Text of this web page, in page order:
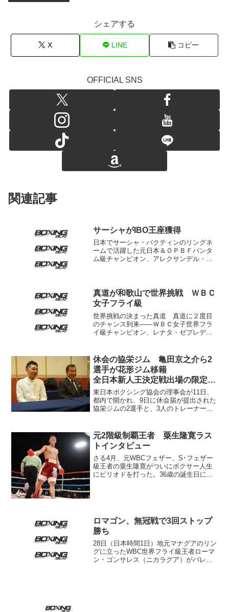
シェアする
X LINE コピー
OFFICIAL SNS
関連記事
サーシャがIBO王座獲得
日本でサーシャ・バクティンのリングネ
ームで活躍した元日本＆ＯＰＢＦバンタ
ム級チャンピオン、アレクサンデル・バ
リピン）との12回戦を...
真道が和歌山で世界挑戦 ＷＢＣ
女子フライ級
世界挑戦の決まった真道 真道に２度目
のチャンス到来――ＷＢＣ女子世界フラ
イ級チャンピオン、レナタ・ゼブレディ
体育館で挑戦することが決まったと、所
属ジムの原田哲也会長が...
休会の協栄ジム 亀田京之介ら2
選手が花形ジム移籍
全日本新人王決定戦出場の限定措
置
東日本ボクシング協会の理事会が11日、
都内で開かれ、9日に休会届が提出された
協栄ジムの2選手と、3人のトレーナーが
移籍するのは22日の全日本新人王決定戦
に出場する亀田京...
元2階級制覇王者 粟生隆寛ラス
トインタビュー
さる4月、元WBCフェザー、S･フェザー
級王者の粟生隆寛がついにボクサー人生
にピリオドを打った。36歳の誕生日に自
ロマゴン、無冠戦で3回ストップ
勝ち
28日（日本時間1日）地元マナグアのリン
グに立ったWBC世界フライ級王者ローマ
ン・ゴンサレス（ニカラグア）がバレン